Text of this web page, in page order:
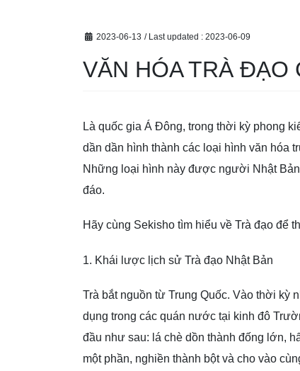
2023-06-13 / Last updated : 2023-06-09
VĂN HÓA TRÀ ĐẠO
Là quốc gia Á Đông, trong thời kỳ phong
dần dần hình thành các loại hình văn hóa
Những loại hình này được người Nhật
đáo.
Hãy cùng Sekisho tìm hiểu về Trà đạo để
1. Khái lược lịch sử Trà đạo Nhật Bản
Trà bắt nguồn từ Trung Quốc. Vào thời
dụng trong các quán nước tại kinh đô
đầu như sau: lá chè dồn thành đống lớn,
một phần, nghiền thành bột và cho vào